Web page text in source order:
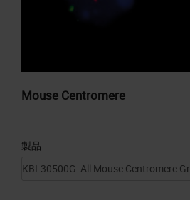
Mouse Centromere
製品